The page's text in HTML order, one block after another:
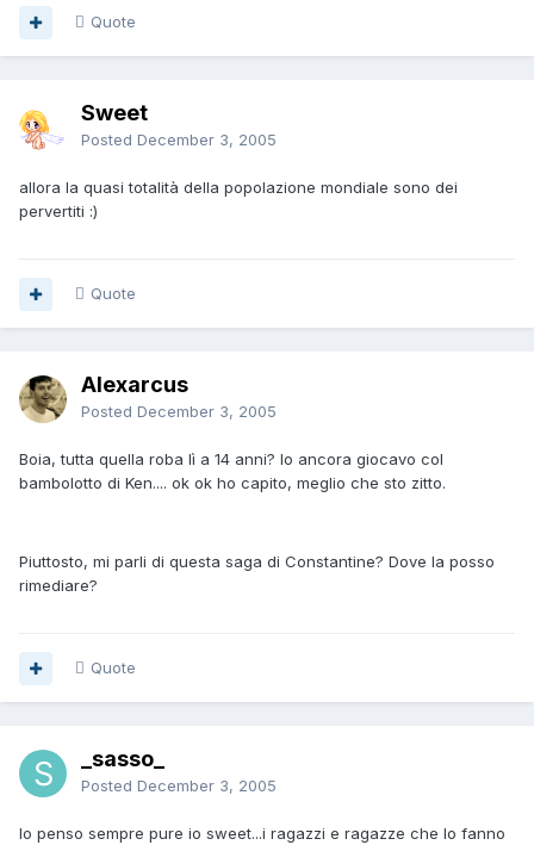
Quote
Sweet
Posted December 3, 2005
allora la quasi totalità della popolazione mondiale sono dei
pervertiti :)
Quote
Alexarcus
Posted December 3, 2005
Boia, tutta quella roba lì a 14 anni? Io ancora giocavo col
bambolotto di Ken.... ok ok ho capito, meglio che sto zitto.
Piuttosto, mi parli di questa saga di Constantine? Dove la posso
rimediare?
Quote
_sasso_
Posted December 3, 2005
lo penso sempre pure io sweet...i ragazzi e ragazze che lo fanno